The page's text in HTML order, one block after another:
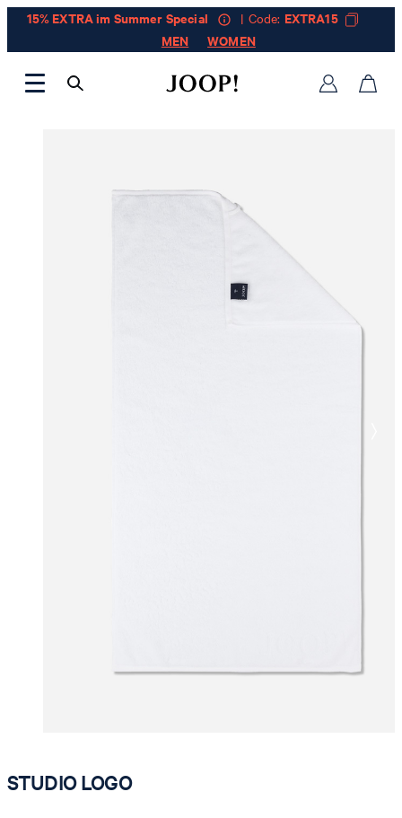
15% EXTRA im Summer Special | Code: EXTRA15
MEN
WOMEN
STUDIO LOGO